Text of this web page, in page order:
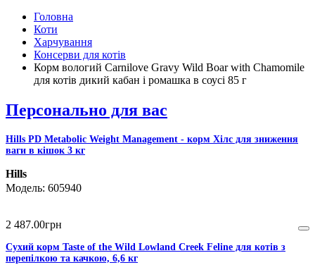
Головна
Коти
Харчування
Консерви для котів
Корм вологий Carnilove Gravy Wild Boar with Chamomile
для котів дикий кабан і ромашка в соусі 85 г
Персонально для вас
Hills PD Metabolic Weight Management - корм Хілс для зниження
ваги в кішок 3 кг
Hills
605940
2 487.00грн
Сухий корм Taste of the Wild Lowland Creek Feline для котів з
перепілкою та качкою, 6,6 кг